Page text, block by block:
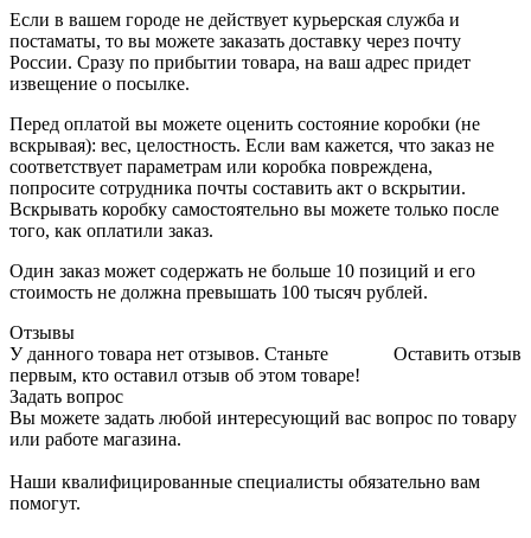
Если в вашем городе не действует курьерская служба и
постаматы, то вы можете заказать доставку через почту
России. Сразу по прибытии товара, на ваш адрес придет
извещение о посылке.
Перед оплатой вы можете оценить состояние коробки (не
вскрывая): вес, целостность. Если вам кажется, что заказ не
соответствует параметрам или коробка повреждена,
попросите сотрудника почты составить акт о вскрытии.
Вскрывать коробку самостоятельно вы можете только после
того, как оплатили заказ.
Один заказ может содержать не больше 10 позиций и его
стоимость не должна превышать 100 тысяч рублей.
Отзывы
Оставить отзыв
У данного товара нет отзывов. Станьте
первым, кто оставил отзыв об этом товаре!
Задать вопрос
Вы можете задать любой интересующий вас вопрос по товару
или работе магазина.
Наши квалифицированные специалисты обязательно вам
помогут.